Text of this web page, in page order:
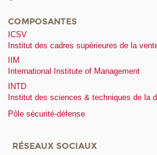
COMPOSANTES
ICSV
Institut des cadres supérieures de la
IIM
International Institute of Management
INTD
Institut des sciences & techniques de la
Pôle sécurité-défense
RÉSEAUX SOCIAUX